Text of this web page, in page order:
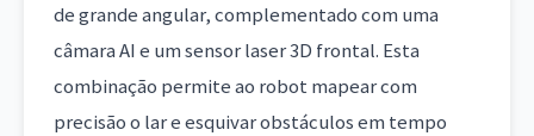
de grande angular, complementado com uma
câmara AI e um sensor laser 3D frontal. Esta
combinação permite ao robot mapear com
precisão o lar e esquivar obstáculos em tempo